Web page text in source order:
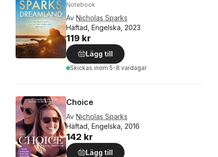
Notebook
Av Nicholas Sparks
Häftad, Engelska, 2023
119 kr
Lägg till
Skickas inom 5-8 vardagar
Choice
Av Nicholas Sparks
Häftad, Engelska, 2016
142 kr
Lägg till